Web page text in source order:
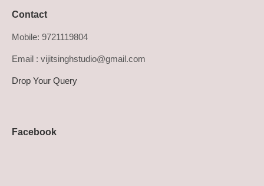
Contact
Mobile: 9721119804
Email : vijitsinghstudio@gmail.com
Drop Your Query
Facebook